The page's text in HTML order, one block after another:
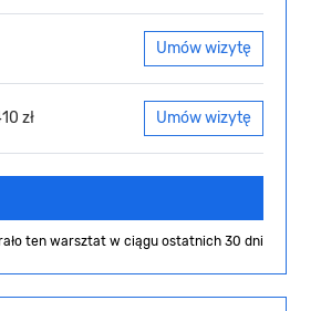
Umów wizytę
zł Umów wizytę
ten warsztat w ciągu ostatnich 30 dni